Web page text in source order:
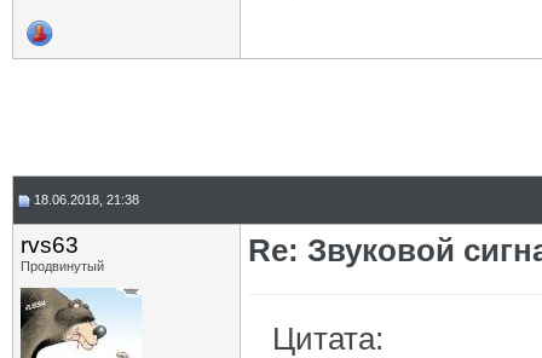
18.06.2018, 21:38
rvs63
Продвинутый Re: Звуковой
Цитата: